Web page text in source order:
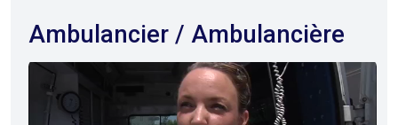
Ambulancier / Ambulancière